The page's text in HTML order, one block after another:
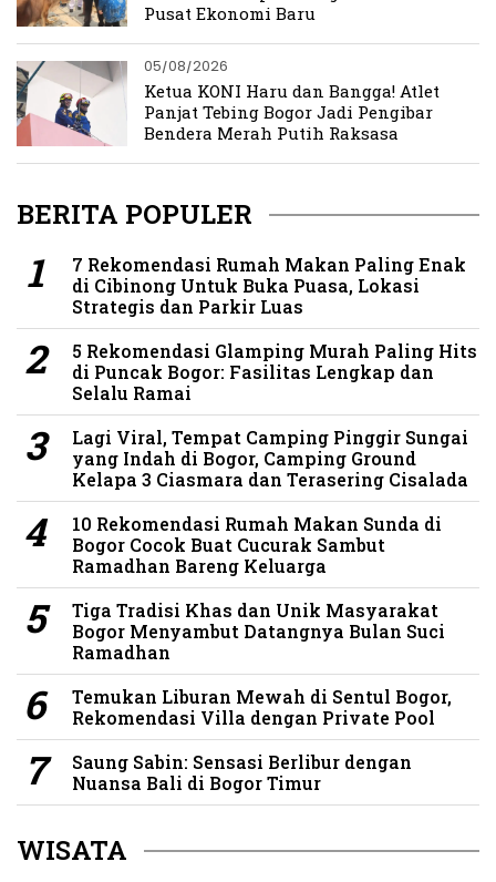
Pusat Ekonomi Baru
05/08/2026
Ketua KONI Haru dan Bangga! Atlet
Panjat Tebing Bogor Jadi Pengibar
Bendera Merah Putih Raksasa
BERITA POPULER
7 Rekomendasi Rumah Makan Paling Enak
di Cibinong Untuk Buka Puasa, Lokasi
Strategis dan Parkir Luas
5 Rekomendasi Glamping Murah Paling Hits
di Puncak Bogor: Fasilitas Lengkap dan
Selalu Ramai
Lagi Viral, Tempat Camping Pinggir Sungai
yang Indah di Bogor, Camping Ground
Kelapa 3 Ciasmara dan Terasering Cisalada
10 Rekomendasi Rumah Makan Sunda di
Bogor Cocok Buat Cucurak Sambut
Ramadhan Bareng Keluarga
Tiga Tradisi Khas dan Unik Masyarakat
Bogor Menyambut Datangnya Bulan Suci
Ramadhan
Temukan Liburan Mewah di Sentul Bogor,
Rekomendasi Villa dengan Private Pool
Saung Sabin: Sensasi Berlibur dengan
Nuansa Bali di Bogor Timur
WISATA